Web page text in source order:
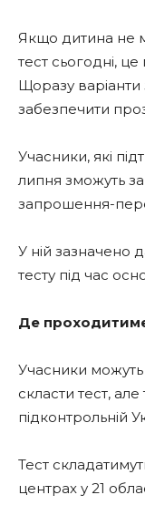
Якщо дитина не
тест сьогодні,
Щоразу
забезпечити
Учасники, які
липня зможуть
запрошення-
У ній зазначено
тесту під час
Де
Учасники можуть
скласти тест,
підконтрольній
Тест
центрах у 21